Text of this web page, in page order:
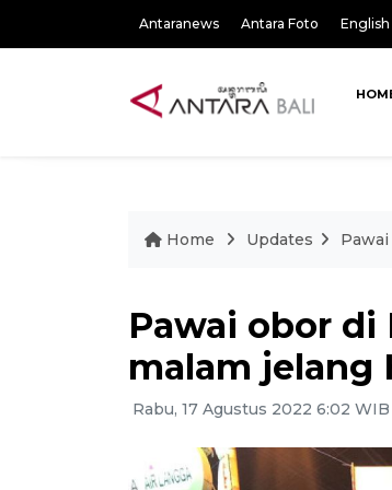
Antaranews Antara Foto English
Home Updates
Pawai obor di
malam jelang
Rabu, 17 Agustus 2022 6:02 WIB